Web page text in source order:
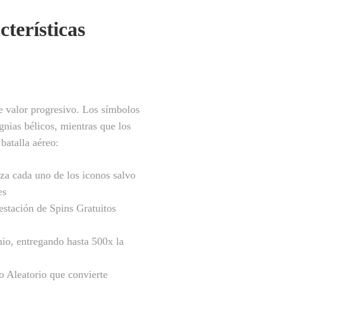
valor progresivo. Los símbolos
bélicos, mientras que los
aéreo:
cada uno de los iconos salvo
de Spins Gratuitos
entregando hasta 500x la
Aleatorio que convierte